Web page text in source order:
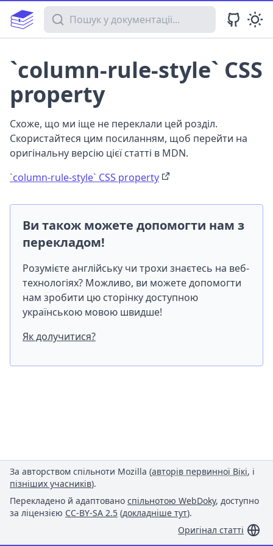
Пошук у документації
`column-rule-style` CSS
property
Схоже, що ми іще не переклали цей розділ.
Скористайтеся цим посиланням, щоб перейти на
оригінальну версію цієї статті в MDN.
`column-rule-style` CSS property
Ви також можете допомогти нам з
перекладом!
Розумієте англійську чи трохи знаєтесь на веб-
технологіях? Можливо, ви можете допомогти
нам зробити цю сторінку доступною
українською мовою швидше!
Як долучитися?
За авторством спільноти Mozilla (авторів первинної Вікі, і
пізніших учасників).
Перекладено й адаптовано спільнотою WebDoky, доступно
за ліцензією CC-BY-SA 2.5 (докладніше тут).
Оригінал статті